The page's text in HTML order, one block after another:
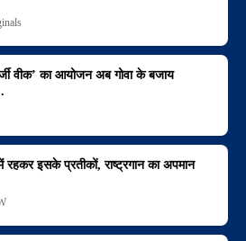
वीक’ का आयोजन अब गोवा के बजाय
इसके प्रतीकों, राष्ट्रगान का अपमान